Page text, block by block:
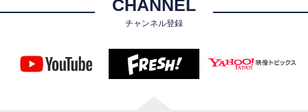
CHANNEL
チャンネル登録